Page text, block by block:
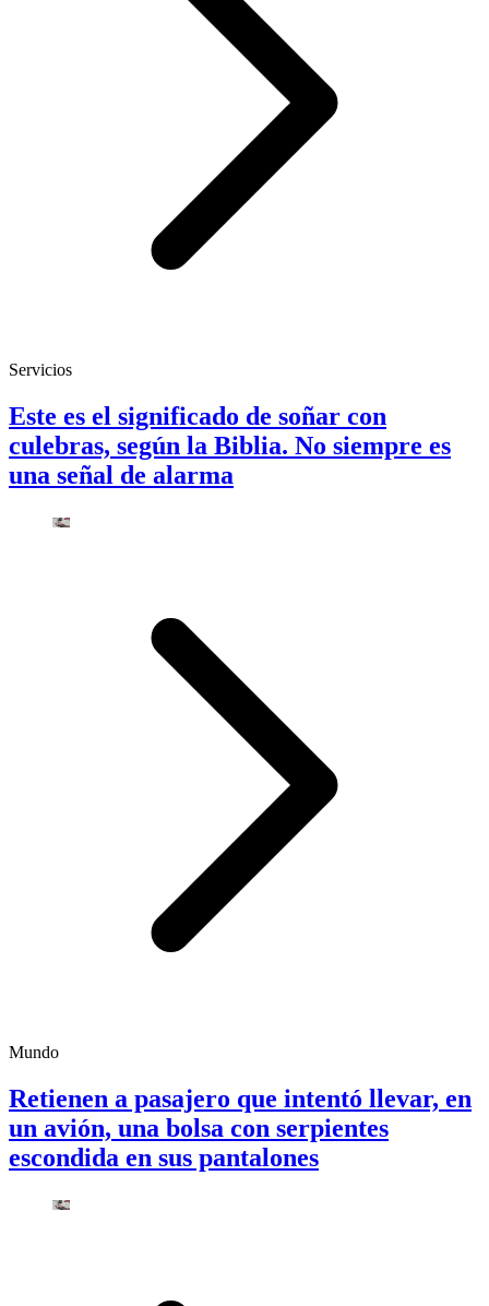
Servicios
Este es el significado de soñar con
culebras, según la Biblia. No siempre es
una señal de alarma
Mundo
Retienen a pasajero que intentó llevar, en
un avión, una bolsa con serpientes
escondida en sus pantalones